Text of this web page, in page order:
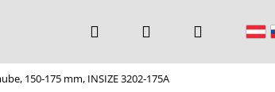
Suchen
150-175 mm, INSIZE 3202-175A